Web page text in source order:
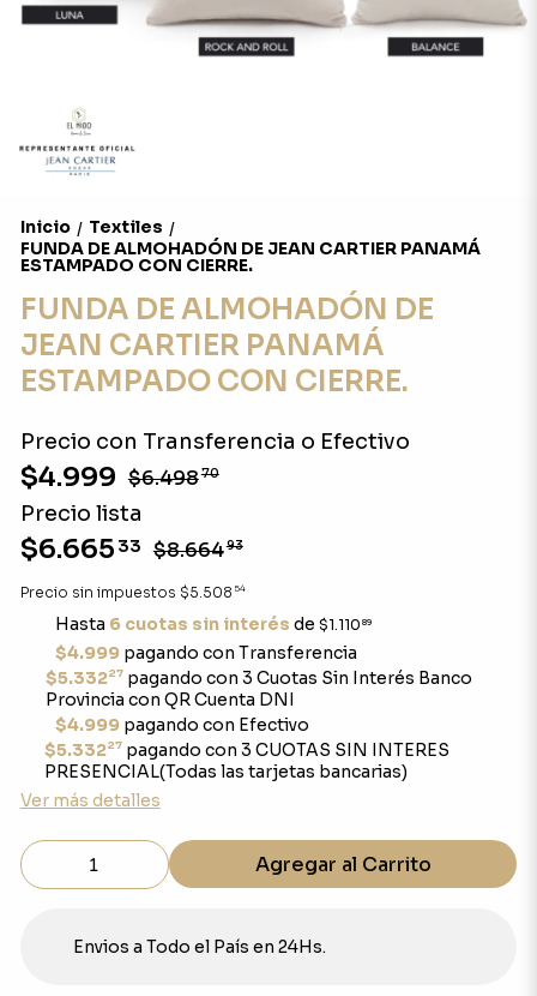
Inicio / Textiles /
FUNDA DE ALMOHADÓN DE JEAN CARTIER PANAMÁ
ESTAMPADO CON CIERRE.
FUNDA DE ALMOHADÓN DE
JEAN CARTIER PANAMÁ
ESTAMPADO CON CIERRE.
Precio con Transferencia o Efectivo
$4.999 $6.49870
Precio lista
$6.665 33 $8.66493
Precio sin impuestos $5.508 54
Hasta 6 cuotas sin interés de $1.110 89
$4.999pagando con Transferencia
$5.33227 pagando con 3 Cuotas Sin Interés Banco
Provincia con QR Cuenta DNI
$4.999pagando con Efectivo
$5.33227pagando con 3 CUOTAS SIN INTERES
PRESENCIAL(Todas las tarjetas bancarias)
Ver más detalles
Agregar al Carrito
Envios a Todo el País en 24Hs.